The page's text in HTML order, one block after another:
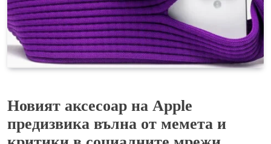
Новият аксесоар на Apple
предизвика вълна от мемета и